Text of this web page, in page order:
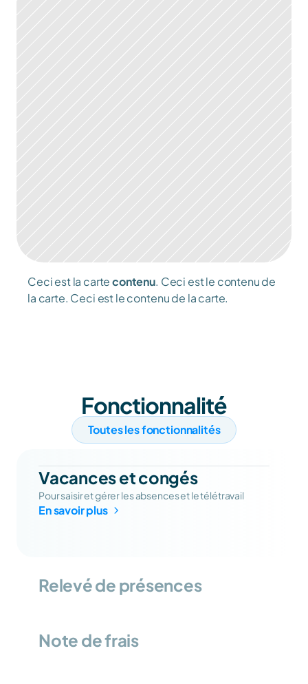
Ceci est la carte contenu. Ceci est le contenu de
la carte. Ceci est le contenu de la carte.
Fonctionnalité
Toutes les fonctionnalités
Vacances et congés
Pour saisir et gérer les absences et le télétravail
En savoir plus
Relevé de présences
Note de frais